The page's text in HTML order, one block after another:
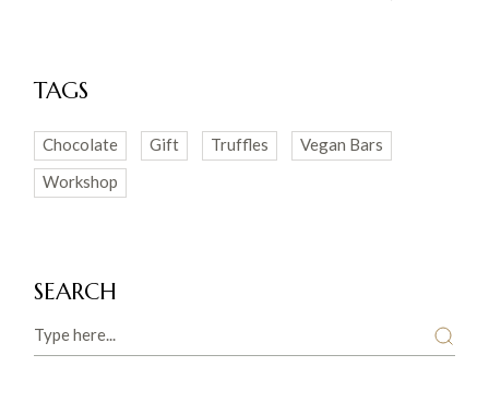
TAGS
Chocolate Gift Truffles
Vegan Bars
Workshop
SEARCH